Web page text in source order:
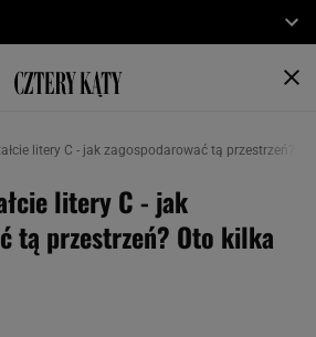
litery C - jak zagospodarować tą przestrzeń?
litery C - jak
tą przestrzeń? Oto kilka